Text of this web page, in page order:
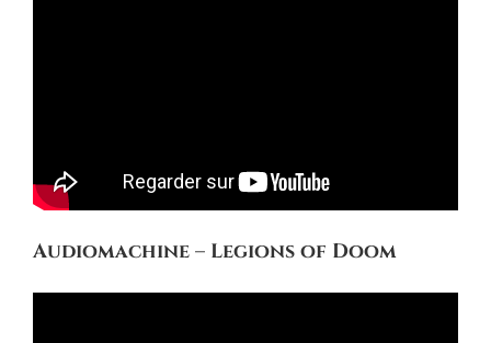
Audiomachine – Legions of Doom